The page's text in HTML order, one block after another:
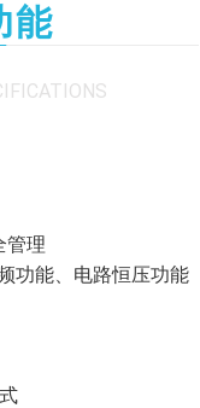
能
管理
功能、电路恒压功能